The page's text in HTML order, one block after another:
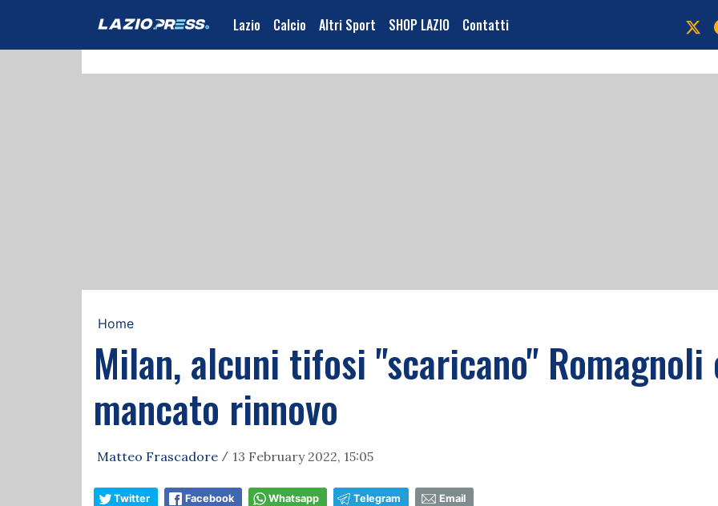
Lazio Calcio Altri Sport SHOP LAZIO Contatti
Home
Milan, alcuni tifosi "scaricano" Romagnoli
mancato rinnovo
Matteo Frascadore / 13 February 2022, 15:05
Twitter Facebook Whatsapp Telegram Email